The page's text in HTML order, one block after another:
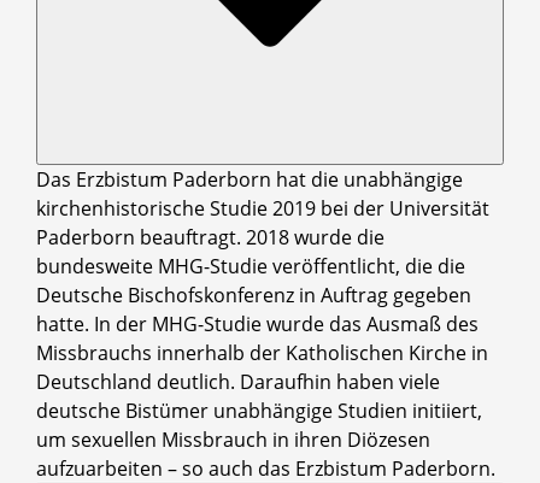
Das Erzbistum Paderborn hat die unabhängige
kirchenhistorische Studie 2019 bei der Universität
Paderborn beauftragt. 2018 wurde die
bundesweite MHG-Studie veröffentlicht, die die
Deutsche Bischofskonferenz in Auftrag gegeben
hatte. In der MHG-Studie wurde das Ausmaß des
Missbrauchs innerhalb der Katholischen Kirche in
Deutschland deutlich. Daraufhin haben viele
deutsche Bistümer unabhängige Studien initiiert,
um sexuellen Missbrauch in ihren Diözesen
aufzuarbeiten – so auch das Erzbistum Paderborn.